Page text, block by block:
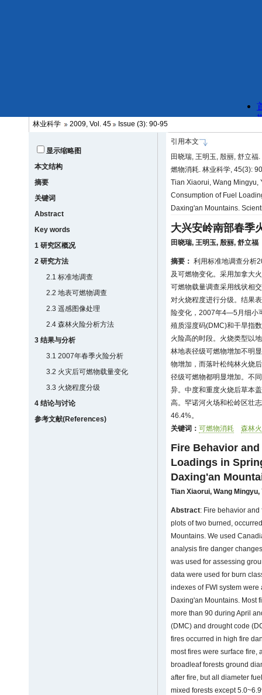
林业科学 2009, Vol. 45 Issue (3): 90-95
显示缩略图
本文结构
摘要
关键词
Abstract
Key words
1 研究区概况
2 研究方法
2.1 标准地调查
2.2 地表可燃物调查
2.3 遥感图像处理
2.4 森林火险分析方法
3 结果与分析
3.1 2007年春季火险分析
3.2 火灾后可燃物载量变化
3.3 火烧程度分级
4 结论与讨论
参考文献(References)
引用本文
田晓瑞, 王明玉, 殷丽, 舒立
燃物消耗. 林业科学, 45(3):
Tian Xiaorui, Wang Mingyu,
Consumption of Fuel
Daxing'an Mountains.
大兴安岭南部春季
田晓瑞, 王明玉, 殷丽, 舒立福
摘要： 利用标准地调查分析
及可燃物变化。采用加拿大
可燃物载量调查采用线状相
对火烧程度进行分级。结果
险变化，2007年4—5月细小
殖质湿度码(DMC)和干旱指
火险高的时段。火烧类型以
林地表径级可燃物增加不明
物增加，而落叶松纯林火烧
径级可燃物都明显增加。不
异。中度和重度火烧后草本
高。罕诺河火场和松岭区壮
46.4%。
关键词： 可燃物消耗 森林
Fire Behavior
Loadings in
Daxing'an
Tian Xiaorui, Wang Mingyu,
Abstract: Fire behavior
plots of two burned,
Mountains. We used
analysis fire danger
was used for assessing
data were used for burn
indexes of FWI system
Daxing'an Mountains. Most
more than 90 during April
(DMC) and drought code
fires occurred in high fire
most fires were surface fire,
broadleaf forests ground
after fire, but all diameter
mixed forests except